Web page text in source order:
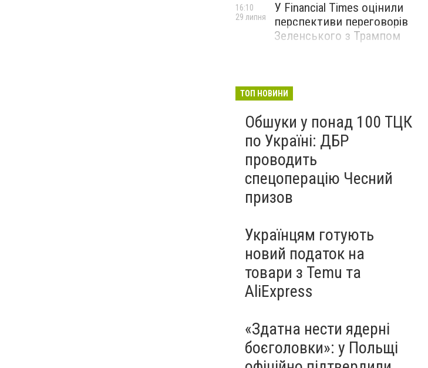
У Financial Times оцінили
перспективи переговорів
Зеленського з Трампом
16:10
29 липня
ТОП НОВИНИ
Обшуки у понад 100 ТЦК
по Україні: ДБР
проводить
спецоперацію Чесний
призов
Українцям готують
новий податок на
товари з Temu та
AliExpress
«Здатна нести ядерні
боєголовки»: у Польщі